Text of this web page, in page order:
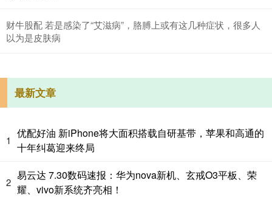
财牛股配 若是感染了“艾滋病”，胳膊上或有这几种症状，很多人
以为是皮肤病
最新文章
1
优配好油 新iPhone将大面积搭载自研基带，苹果和高通的
十年纠葛迎来终局
2
易云达 7.30数码速报：华为nova新机、玄戒O3平板、荣
耀、vivo新系统齐亮相！